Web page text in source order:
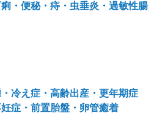
・便秘・痔・虫垂炎・過敏性腸
冷え症・高齢出産・更年期症
症・前置胎盤・卵管癒着